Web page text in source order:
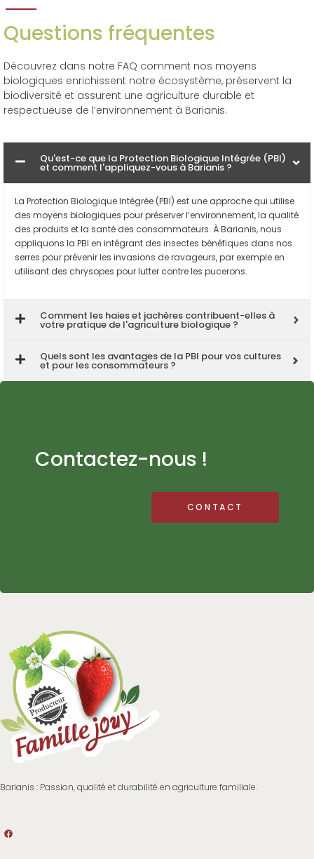
Questions fréquentes
Découvrez dans notre FAQ comment nos moyens
biologiques enrichissent notre écosystème, préservent la
biodiversité et assurent une agriculture durable et
respectueuse de l’environnement à Barianis.
Qu'est-ce que la Protection Biologique Intégrée (PBI)
et comment l'appliquez-vous à Barianis ?
La Protection Biologique Intégrée (PBI) est une approche qui utilise
des moyens biologiques pour préserver l’environnement, la qualité
des produits et la santé des consommateurs. À Barianis, nous
appliquons la PBI en intégrant des insectes bénéfiques dans nos
serres pour prévenir les invasions de ravageurs, par exemple en
utilisant des chrysopes pour lutter contre les pucerons.
Comment les haies et jachères contribuent-elles à
votre pratique de l'agriculture biologique ?
Quels sont les avantages de la PBI pour vos cultures
et pour les consommateurs ?
Contactez-nous !
CONTACT
Barianis : Passion, qualité et durabilité en agriculture familiale.